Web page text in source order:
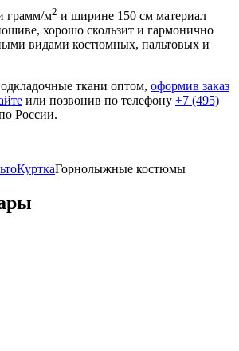
грамм/м2 и ширине 150 см материал
хорошо скользит и гармонично
видами костюмных, пальтовых и
ткани оптом, оформив заказ
или позвонив по телефону +7 (495)
России.
КурткаГорнолыжные костюмы